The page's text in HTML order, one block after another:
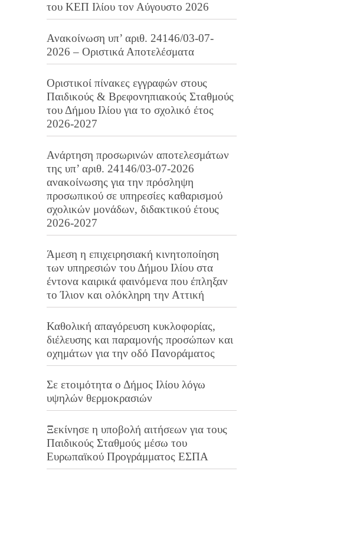
του ΚΕΠ Ιλίου τον Αύγουστο 2026
Ανακοίνωση υπ’ αριθ. 24146/03-07-
2026 – Οριστικά Αποτελέσματα
Οριστικοί πίνακες εγγραφών στους
Παιδικούς & Βρεφονηπιακούς Σταθμούς
του Δήμου Ιλίου για το σχολικό έτος
2026-2027
Ανάρτηση προσωρινών αποτελεσμάτων
της υπ’ αριθ. 24146/03-07-2026
ανακοίνωσης για την πρόσληψη
προσωπικού σε υπηρεσίες καθαρισμού
σχολικών μονάδων, διδακτικού έτους
2026-2027
Άμεση η επιχειρησιακή κινητοποίηση
των υπηρεσιών του Δήμου Ιλίου στα
έντονα καιρικά φαινόμενα που έπληξαν
το Ίλιον και ολόκληρη την Αττική
Καθολική απαγόρευση κυκλοφορίας,
διέλευσης και παραμονής προσώπων και
οχημάτων για την οδό Πανοράματος
Σε ετοιμότητα ο Δήμος Ιλίου λόγω
υψηλών θερμοκρασιών
Ξεκίνησε η υποβολή αιτήσεων για τους
Παιδικούς Σταθμούς μέσω του
Ευρωπαϊκού Προγράμματος ΕΣΠΑ